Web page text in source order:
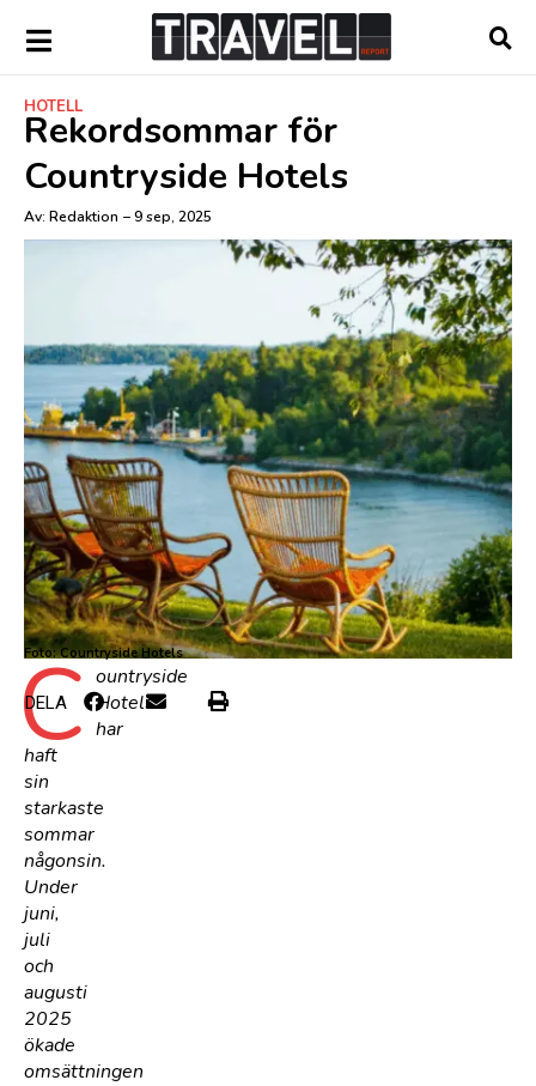
HOTELL
Rekordsommar för
Countryside Hotels
Av: Redaktion –9 sep, 2025
Foto: Countryside Hotels
C ountryside
Hotels
har
haft
sin
starkaste
sommar
någonsin.
Under
juni,
juli
och
augusti
2025
ökade
omsättningen
DELA